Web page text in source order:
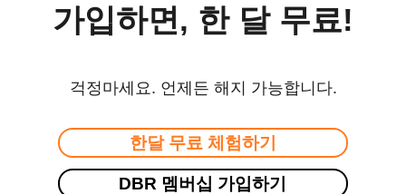
가입하면, 한 달 무료!
걱정마세요. 언제든 해지 가능합니다.
한달 무료 체험하기
DBR 멤버십 가입하기